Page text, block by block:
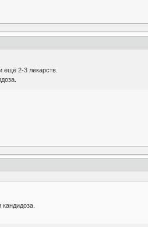
ещё 2-3 лекарств.